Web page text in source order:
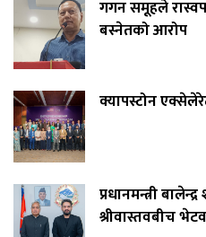
गगन समूहले
बस्नेतको आरोप
क्यापस्टोन
प्रधानमन्त्री
श्रीवास्तवबीच